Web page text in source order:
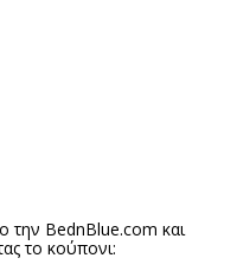
την BednBlue.com και
το κούπονι: